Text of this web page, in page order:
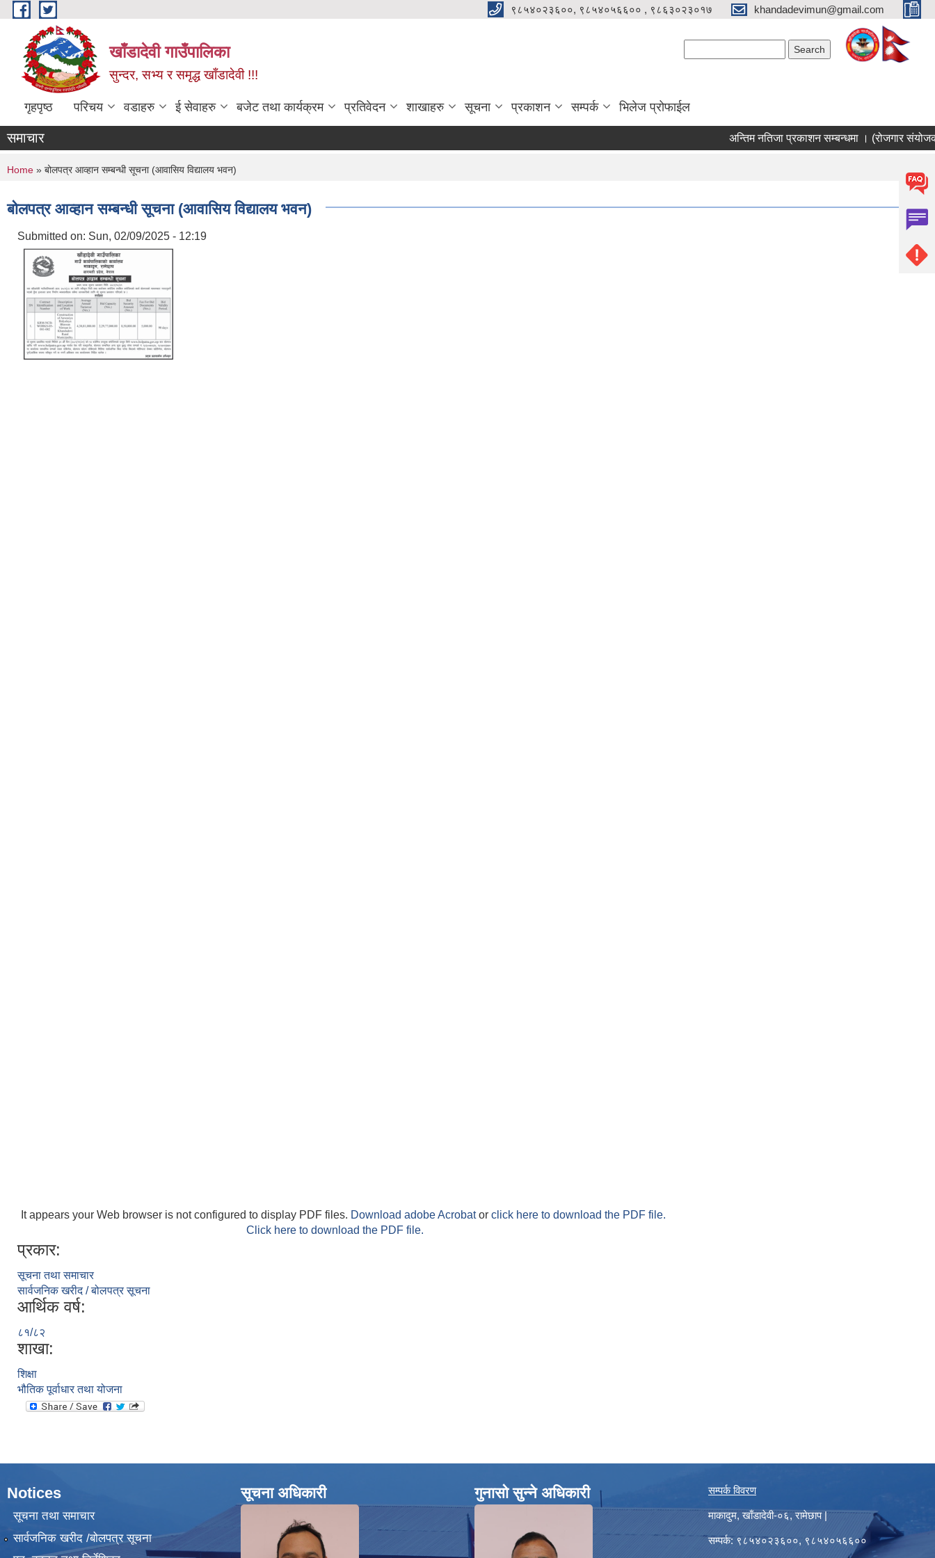
Skip to main content ९८५४०२३६००, ९८५४०५६६०० , ९८६३०२३०१७ khandadevimun@gmail.com
खाँडादेवी गाउँपालिका
सुन्दर, सभ्य र समृद्ध खाँडादेवी !!!
गृहपृष्ठ परिचय वडाहरु ई सेवाहरु बजेट तथा कार्यक्रम प्रतिवेदन शाखाहरु सूचना प्रकाशन सम्पर्क भिलेज प्रोफाईल
समाचार अन्तिम नतिजा प्रकाशन सम्बन्धमा । (रोजगार संयोजक)
You are here
Home » बोलपत्र आव्हान सम्बन्धी सूचना (आवासिय विद्यालय भवन)
बोलपत्र आव्हान सम्बन्धी सूचना (आवासिय विद्यालय भवन)
Submitted on: Sun, 02/09/2025 - 12:19
It appears your Web browser is not configured to display PDF files. Download adobe Acrobator click here to download the PDF file.
Click here to download the PDF file.
प्रकार:
सूचना तथा समाचार
सार्वजनिक खरीद / बोलपत्र सूचना
आर्थिक वर्ष:
८१/८२
शाखा:
शिक्षा
भौतिक पूर्वाधार तथा योजना
Notices
सूचना तथा समाचार
सार्वजनिक खरीद /बोलपत्र सूचना
सूचना अधिकारी गुनासो सुन्ने अधिकारी सम्पर्क विवरण
माकादुम, खाँडादेवी-०६, रामेछाप |
सम्पर्क: ९८५४०२३६००, ९८५४०५६६००